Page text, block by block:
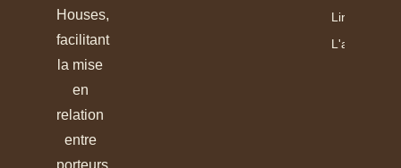
Houses,
facilitant
la mise
en
relation
entre
porteurs
Lire
L'article